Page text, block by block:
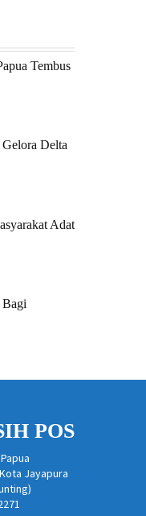
Tembus
Delta
Adat
POS
Jayapura